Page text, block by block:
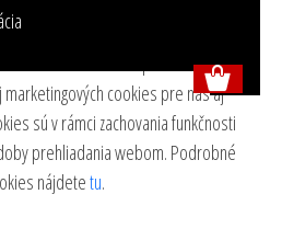
naše webové stránky využívame
súhlasíte s použitím
cookies pre nás aj
sú v rámci zachovania funkčnosti
prehliadania webom. Podrobné
nájdetetu.